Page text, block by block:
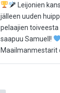
Leijonien
jälleen uuden
pelaajien toiveesta
saapuu Samuell!
Maailmanmestarit